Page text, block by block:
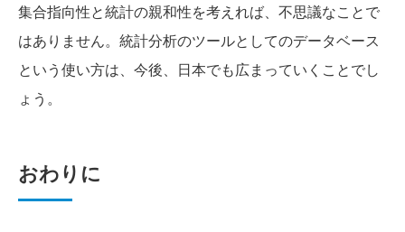
集合指向性と統計の親和性を考えれば、不思議なことで
はありません。統計分析のツールとしてのデータベース
という使い方は、今後、日本でも広まっていくことでし
ょう。
おわりに